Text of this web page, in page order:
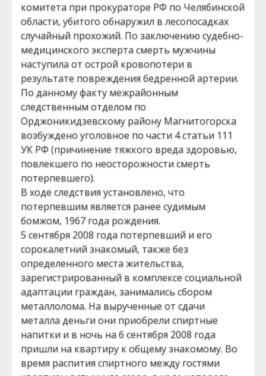
комитета при прокураторе РФ по Челябинской
области, убитого обнаружил в лесопосадках
случайный прохожий. По заключению судебно-
медицинского эксперта смерть мужчины
наступила от острой кровопотери в
результате повреждения бедренной артерии.
По данному факту межрайонным
следственным отделом по
Орджоникидзевскому району Магнитогорска
возбуждено уголовное по части 4 статьи 111
УК РФ (причинение тяжкого вреда здоровью,
повлекшего по неосторожности смерть
потерпевшего).
В ходе следствия установлено, что
потерпевшим является ранее судимым
бомжом, 1967 года рождения.
5 сентября 2008 года потерпевший и его
сорокалетний знакомый, также без
определенного места жительства,
зарегистрированный в комплексе социальной
адаптации граждан, занимались сбором
металлолома. На вырученные от сдачи
металла деньги они приобрели спиртные
напитки и в ночь на 6 сентября 2008 года
пришли на квартиру к общему знакомому. Во
время распития спиртного между гостями